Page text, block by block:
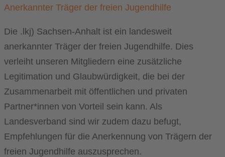
Anerkannter Träger der freien Jugendhilfe
Die .lkj) Sachsen-Anhalt ist ein landesweit
anerkannter Träger der freien Jugendhilfe. Dies
verleiht unseren Mitgliedern eine zusätzliche
Legitimation und Glaubwürdigkeit, die bei der
Zusammenarbeit mit öffentlichen und privaten
Partner*innen von Vorteil sein kann. Als
Landesverband sind wir zudem dazu befugt,
Empfehlungen für die Anerkennung von Trägern der
freien Jugendhilfe auszusprechen.